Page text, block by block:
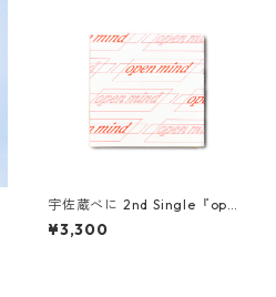
宇佐蔵べに 2nd Single『open
mind』- Premium Type
¥3,300